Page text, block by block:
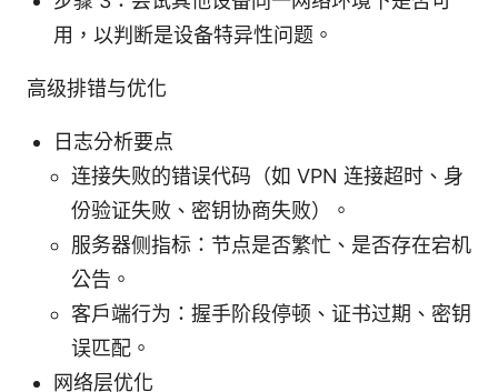
用，以判断是设备特异性问题。
高级排错与优化
日志分析要点
连接失败的错误代码（如 VPN 连接超时、身
份验证失败、密钥协商失败）。
服务器侧指标：节点是否繁忙、是否存在宕机
公告。
客户端行为：握手阶段停顿、证书过期、密钥
误匹配。
网络层优化